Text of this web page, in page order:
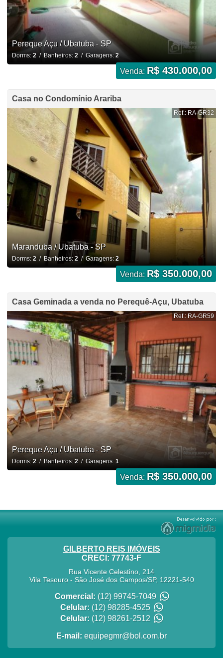
Pereque Açu / Ubatuba - SP
Dorms: 2/ Banheiros: 2/ Garagens:2
Venda: R$ 430.000,00
Casa no Condomínio Arariba
Ref.: RA-GR32
Maranduba / Ubatuba - SP
Dorms: 2/ Banheiros: 2/ Garagens: 2
Venda: R$ 350.000,00
Casa Geminada a venda no Perequê-Açu, Ubatuba
Ref.: RA-GR59
Pereque Açu / Ubatuba - SP
Dorms: 2/ Banheiros: 2/ Garagens: 1
Venda: R$ 350.000,00
GILBERTO REIS IMÓVEIS
CRECI: 77743-F
Rua Vicente Celestino, 214
Vila Tesouro- São José dos Campos/SP, 12221-540
Comercial: (12) 99745-7049
Celular: (12) 98285-4525
Celular: (12) 98261-2512
E-mail: equipegmr@bol.com.br